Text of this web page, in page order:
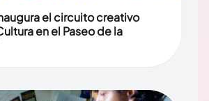
el circuito creativo
en el Paseo de la